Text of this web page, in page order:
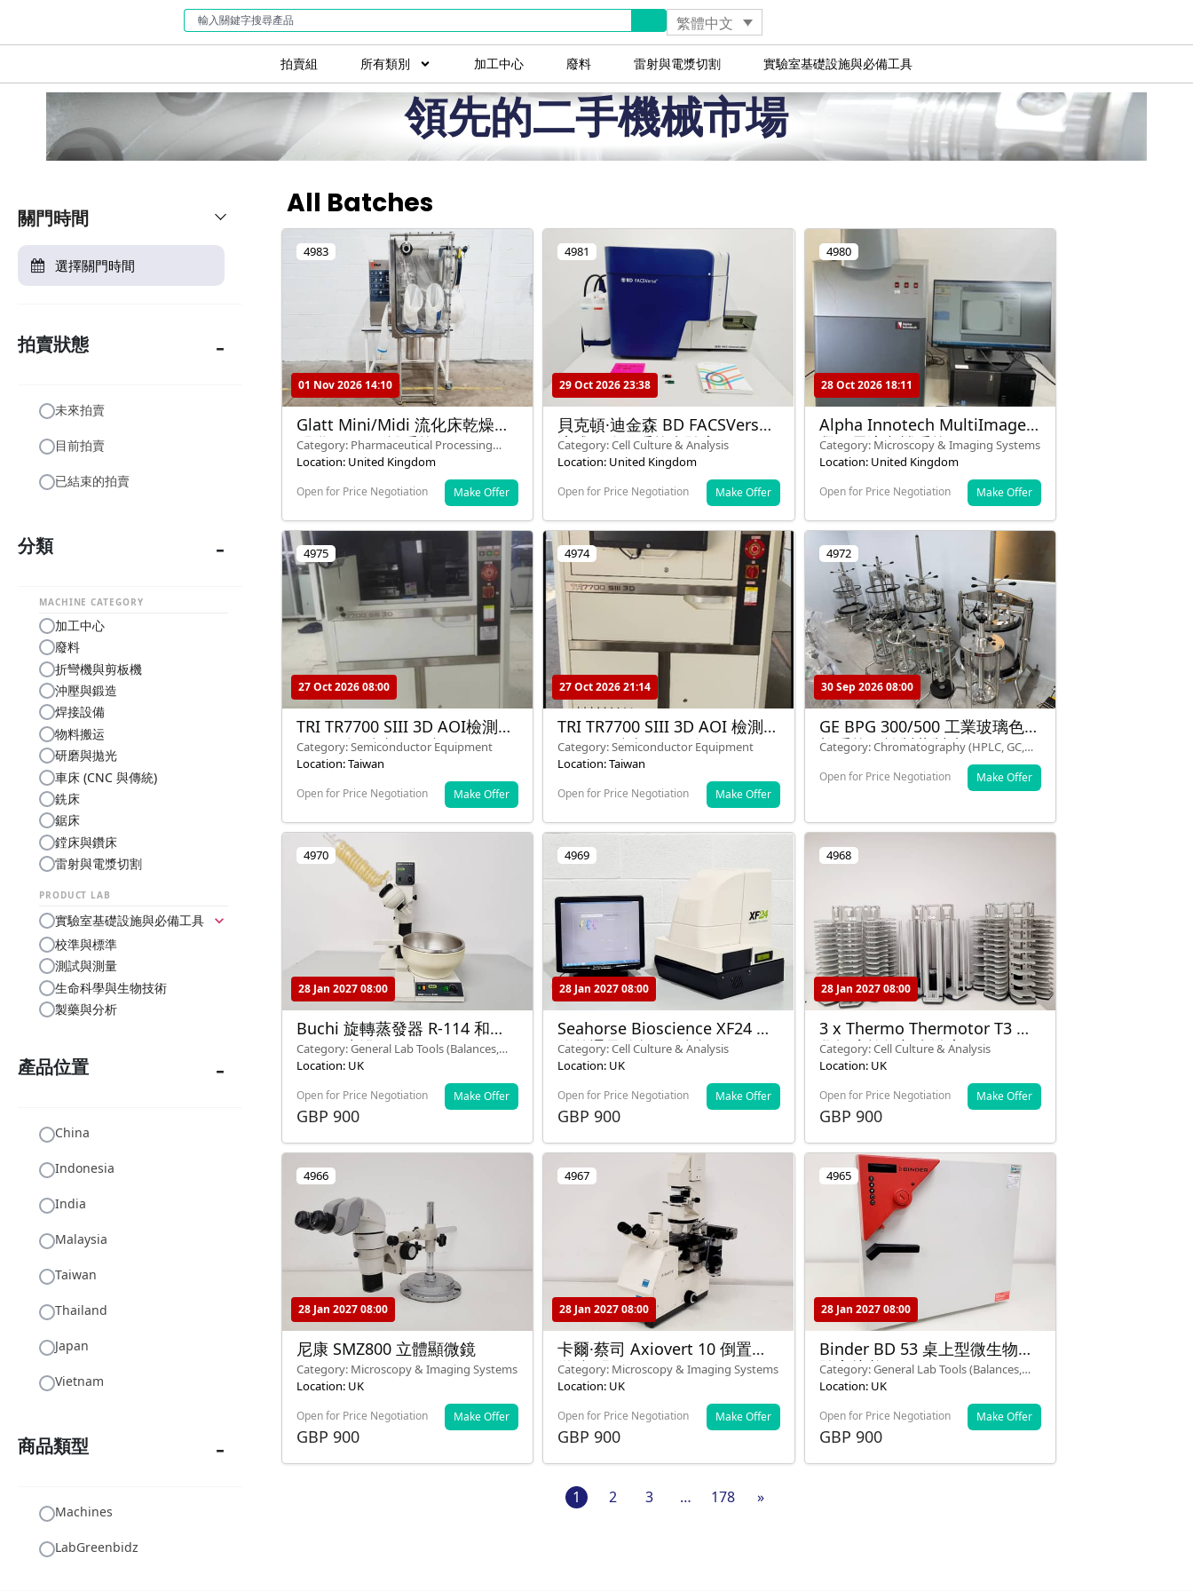
繁體中文
拍賣組 所有類別 加工中心 廢料 雷射與電漿切割 實驗室基礎設施與必備工具
領先的二手機械市場
關門時間
拍賣狀態
未來拍賣
目前拍賣
已結束的拍賣
分類
MACHINE CATEGORY
加工中心
廢料
折彎機與剪板機
沖壓與鍛造
焊接設備
物料搬运
研磨與拋光
車床 (CNC 與傳統)
銑床
鋸床
鏜床與鑽床
雷射與電漿切割
PRODUCT LAB
實驗室基礎設施與必備工具 expand_more
校準與標準
測試與測量
生命科學與生物技術
製藥與分析
產品位置
China
Indonesia
India
Malaysia
Taiwan
Thailand
Japan
Vietnam
商品類型
Machines
LabGreenbidz
All Batches
4983
01 Nov 2026 14:10
Glatt Mini/Midi 流化床乾燥機
配備 Solo 隔離系統
Category: Pharmaceutical Processing
(Mixers, Granulators)
Location: United Kingdom
Open for Price Negotiation Make Offer
4981
29 Oct 2026 23:38
貝克頓·迪金森 BD FACSVerse
流式細胞儀系統實驗室
Category: Cell Culture & Analysis
Location: United Kingdom
Open for Price Negotiation Make Offer
4980
28 Oct 2026 18:11
Alpha Innotech MultiImage 1
凝膠電泳文檔系統
Category: Microscopy & Imaging Systems
Location: United Kingdom
Open for Price Negotiation Make Offer
4975
27 Oct 2026 08:00
TRI TR7700 SIII 3D AOI檢測機
– 2018年型號 – 13台可用
Category: Semiconductor Equipment
Location: Taiwan
Open for Price Negotiation Make Offer
4974
27 Oct 2026 21:14
TRI TR7700 SIII 3D AOI 檢測機
– 2017 型號 – 2 單位可用
Category: Semiconductor Equipment
Location: Taiwan
Open for Price Negotiation Make Offer
4972
30 Sep 2026 08:00
GE BPG 300/500 工業玻璃色譜
柱系統用於製藥製造
Category: Chromatography (HPLC, GC,
Open for Price Negotiation Make Offer
4970
28 Jan 2027 08:00
Buchi 旋轉蒸發器 R-114 和
Buchi 水浴 B-481
Category: General Lab Tools (Balances,
Pipettes, Stirrers)
Location: UK
Open for Price Negotiation
GBP 900
Make Offer
4969
28 Jan 2027 08:00
Seahorse Bioscience XF24 細
胞外通量分析儀 型號：XF24-2
帶顯示器
Category: Cell Culture & Analysis
Location: UK
Open for Price Negotiation
GBP 900
Make Offer
4968
28 Jan 2027 08:00
3 x Thermo Thermotor T3 科
學酒店旋轉架實驗室
Category: Cell Culture & Analysis
Location: UK
Open for Price Negotiation
GBP 900
Make Offer
4966
28 Jan 2027 08:00
尼康 SMZ800 立體顯微鏡
Category: Microscopy & Imaging Systems
Location: UK
Open for Price Negotiation
GBP 900
Make Offer
4967
28 Jan 2027 08:00
卡爾·蔡司 Axiovert 10 倒置顯
微鏡 配 Plan-NEOFLUER
100X/1.30 油 44 40
Category: Microscopy & Imaging Systems
Location: UK
Open for Price Negotiation
GBP 900
Make Offer
4965
28 Jan 2027 08:00
Binder BD 53 桌上型微生物實
驗室培養箱
Category: General Lab Tools (Balances,
Pipettes, Stirrers)
Location: UK
Open for Price Negotiation
GBP 900
Make Offer
1 2 3 … 178 »